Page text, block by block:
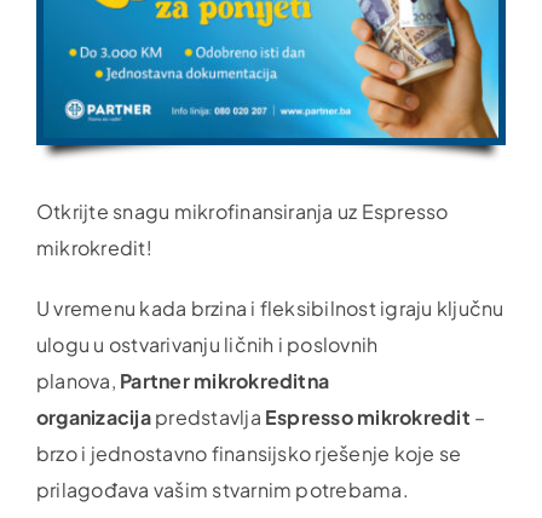
Otkrijte snagu mikrofinansiranja uz Espresso
mikrokredit!
U vremenu kada brzina i fleksibilnost igraju ključnu
ulogu u ostvarivanju ličnih i poslovnih
planova, Partner mikrokreditna
organizacijapredstavlja Espresso mikrokredit –
brzo i jednostavno finansijsko rješenje koje se
prilagođava vašim stvarnim potrebama.